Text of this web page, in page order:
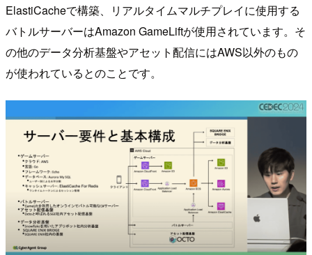
ElastiCacheで構築、リアルタイムマルチプレイに使用する
バトルサーバーはAmazon GameLiftが使用されています。そ
の他のデータ分析基盤やアセット配信にはAWS以外のもの
が使われているとのことです。